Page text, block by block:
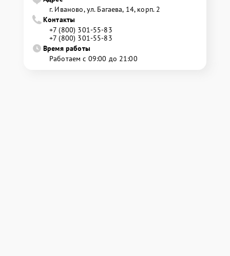
г. Иваново, ул. Багаева, 14, корп. 2
Контакты
+7 (800) 301-55-83
+7 (800) 301-55-83
Время работы
Работаем с 09:00 до 21:00